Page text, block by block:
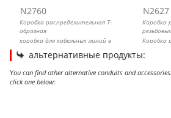
N2760
Коробка распределительная Т-
образная
коробка для кабельных линий в
N2627
Коробка
Коробка
альтернативные продукты:
You can find other alternative conduits and
click one below: